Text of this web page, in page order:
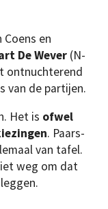
en
De Wever (N-
ontnuchterend
van de partijen.
Het is ofwel
. Paars-
van tafel.
weg om dat